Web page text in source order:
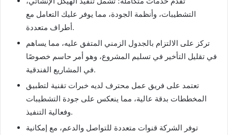
التشطيبات، وأنظمة الجودة، مما يوفر عليك التعامل مع
أطراف متعددة.
تركز على الالتزام بالجدول الزمني المتفق عليه، مما يساهم
في تقليل التأخير في تسليم المشروع، وهو أمر حاسم خصوصًا
في المشاريع الفندقية.
تعتمد على فريق عمل محترف لديه خبرات تقنية لتطبيق
المخططات بدقة عالية، مما ينعكس على جودة التشطيبات
وفعالية التنفيذ.
توفر الشركة قنوات متعددة للتواصل والدعم، مع إمكانية